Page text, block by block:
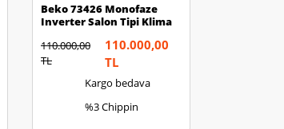
Beko 73426 Monofaze
Inverter Salon Tipi Klima
110.000,00
TL
110.000,00
TL
Kargo bedava
%3 Chippin